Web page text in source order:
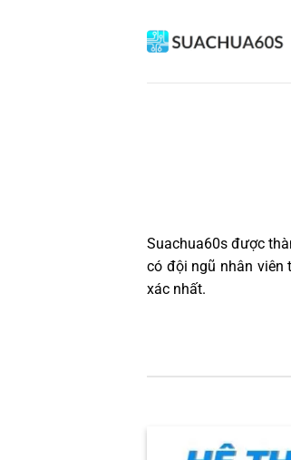
Suachua60s được
có đội ngũ nhân viên
xác nhất.